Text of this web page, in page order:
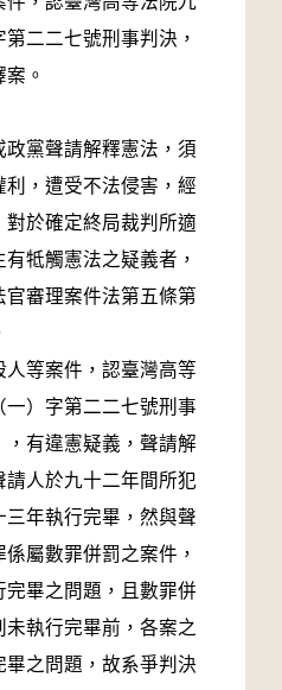
二二七號刑事判決，
。
政黨聲請解釋憲法，須
，遭受不法侵害，經
於確定終局裁判所適
牴觸憲法之疑義者，
審理案件法第五條第
人等案件，認臺灣高等
）字第二二七號刑事
有違憲疑義，聲請解
人於九十二年間所犯
年執行完畢，然與聲
屬數罪併罰之案件，
畢之問題，且數罪併
執行完畢前，各案之
之問題，故系爭判決